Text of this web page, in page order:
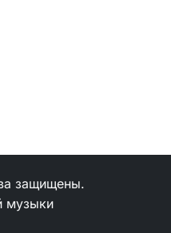
защищены.
музыки